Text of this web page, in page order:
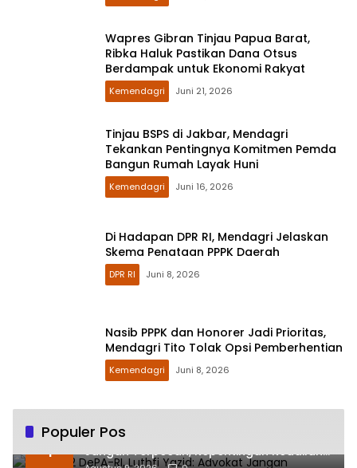
Wapres Gibran Tinjau Papua Barat,
Ribka Haluk Pastikan Dana Otsus
Berdampak untuk Ekonomi Rakyat
Kemendagri Juni 21, 2026
Tinjau BSPS di Jakbar, Mendagri
Tekankan Pentingnya Komitmen Pemda
Bangun Rumah Layak Huni
Kemendagri Juni 16, 2026
Di Hadapan DPR RI, Mendagri Jelaskan
Skema Penataan PPPK Daerah
DPR RI Juni 8, 2026
Nasib PPPK dan Honorer Jadi Prioritas,
Mendagri Tito Tolak Opsi Pemberhentian
Kemendagri Juni 8, 2026
Populer Pos
1
HUT ke-2 DePA-RI, Luthfi Yazid: Advokat
Jangan Terpecah, Kepentingan Keadilan